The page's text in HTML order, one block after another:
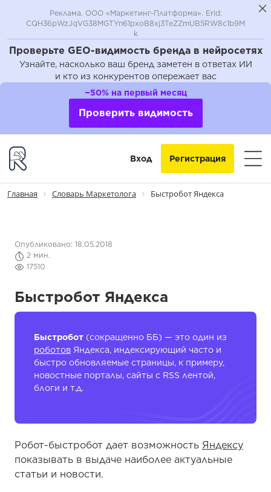
Проверьте GEO-видимость бренда в нейросетях
Узнайте, насколько ваш бренд заметен в ответах ИИ
и кто из конкурентов опережает вас
Реклама. ООО «Маркетинг-Платформа». Erid:
CQH36pWzJqVG38MGTYn61pxoB8xj3TeZZmUB5RW8c1b9M
k
−50% на первый месяц
Проверить видимость
Вход Регистрация
Главная Словарь Маркетолога Быстробот Яндекса
Быстробот Яндекса
Опубликовано: 18.05.2018
2 мин.
17510
Быстробот (сокращенно ББ) — это один из
роботов Яндекса, индексирующий часто и
быстро обновляемые страницы, к примеру,
новостные порталы, сайты с RSS лентой,
блоги и т.д.
Робот-быстробот дает возможность Яндексу
показывать в выдаче наиболее актуальные
статьи и новости.